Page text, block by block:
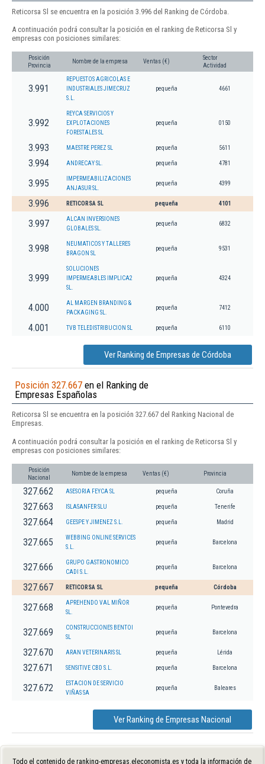
Reticorsa Sl se encuentra en la posición 3.996 del Ranking de Córdoba.
A continuación podrá consultar la posición en el ranking de Reticorsa Sl y
empresas con posiciones similares:
Posición
Provincia
Nombre de la empresa Ventas (€)
Sector
Actividad
3.991
REPUESTOS AGRICOLAS E
INDUSTRIALES JIMECRUZ
S.L.
pequeña 4661
3.992
REYCA SERVICIOS Y
EXPLOTACIONES
FORESTALES SL
pequeña 0150
3.993 MAESTRE PEREZ SL pequeña 5611
3.994 ANDRECAY SL. pequeña 4781
3.995
IMPERMEABILIZACIONES
ANJASUR SL.
pequeña 4399
3.996 RETICORSA SL pequeña 4101
3.997
ALCAN INVERSIONES
GLOBALES SL.
pequeña 6832
3.998
NEUMATICOS Y TALLERES
BRAGON SL
pequeña 9531
3.999
SOLUCIONES
IMPERMEABLES IMPLICA2
SL.
pequeña 4324
4.000
AL MARGEN BRANDING &
PACKAGING SL.
pequeña 7412
4.001 TVB TELEDISTRIBUCION SL pequeña 6110
Ver Ranking de Empresas de Córdoba
Posición 327.667 en el Ranking de
Empresas Españolas
Reticorsa Sl se encuentra en la posición 327.667 del Ranking Nacional de
Empresas.
A continuación podrá consultar la posición en el ranking de Reticorsa Sl y
empresas con posiciones similares:
Posición
Nacional
Nombre de la empresa Ventas (€) Provincia
327.662 ASESORIA FEYCA SL pequeña Coruña
327.663 ISLASANFER SLU pequeña Tenerife
327.664 GEESPE Y JIMENEZ S.L. pequeña Madrid
327.665
WEBBING ONLINE SERVICES
S.L.
pequeña Barcelona
327.666
GRUPO GASTRONOMICO
CADI S.L.
pequeña Barcelona
327.667 RETICORSA SL pequeña Córdoba
327.668
APREHENDO VAL MIÑOR
SL.
pequeña Pontevedra
327.669
CONSTRUCCIONES BENTOI
SL
pequeña Barcelona
327.670 ARAN VETERINARIS SL pequeña Lérida
327.671 SENSITIVE CBD S.L. pequeña Barcelona
327.672
ESTACION DE SERVICIO
VIÑAS SA
pequeña Baleares
Ver Ranking de Empresas Nacional
Todo el contenido de ranking-empresas.eleconomista.es y toda la información de